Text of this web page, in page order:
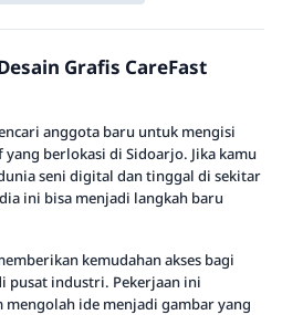
Grafis CareFast
anggota baru untuk mengisi
berlokasi di Sidoarjo. Jika kamu
seni digital dan tinggal di sekitar
ini bisa menjadi langkah baru
kemudahan akses bagi
pusat industri. Pekerjaan ini
ide menjadi gambar yang